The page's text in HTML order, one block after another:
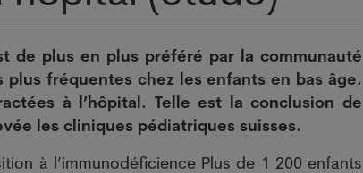
de plus en plus préféré par la communauté
fréquentes chez les enfants en bas âge.
à l’hôpital. Telle est la conclusion de
les cliniques pédiatriques suisses.
à l’immunodéficience Plus de 1 200 enfants